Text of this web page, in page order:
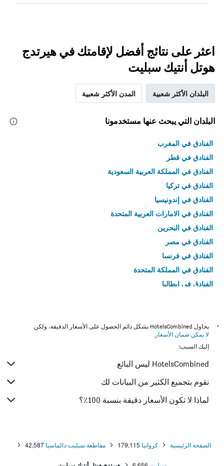
اعثر على نتائج أفضل لإقامتك في هيرتدج
هوتل أنتيك سبليت
البلدان الأكثر شعبية المدن الأكثر شعبية
البلدان التي يبحث عنها مستخدمونا
الفنادق في المغرب
الفنادق في قطر
الفنادق في المملكة العربية السعودية
الفنادق في تركيا
الفنادق في إندونيسيا
الفنادق في الامارات العربية المتحدة
الفنادق في البحرين
الفنادق في مصر
الفنادق في فرنسا
الفنادق في المملكة المتحدة
الفنادق في إيطاليا
*
يحاول HotelsCombined بشكل دائم الحصول على الأسعار الدقيقة، ولكن
لا يمكن ضمان الأسعار .
إليك السبب:
HotelsCombined ليس البائع
نقوم بتجميع الكثير من البيانات لك
لماذا لا تكون الأسعار دقيقة بنسبة 100٪؟
الصفحة الرئيسية كرواتيا 179,115 مقاطعة سبليت-دالماسيا 42,587